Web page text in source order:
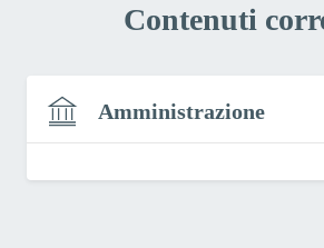
Contenuti
Amministrazione